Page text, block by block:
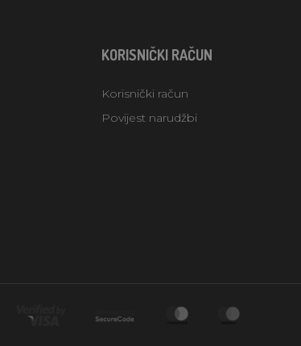
KORISNIČKI RAČUN
Korisnički račun
Povijest narudžbi